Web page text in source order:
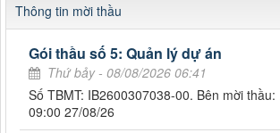
Thông tin mời thầu
Gói thầu số 5: Quản lý dự án
Thứ bảy - 08/08/2026 06:41
Số TBMT: IB2600307038-00. Bên mời
09:00 27/08/26